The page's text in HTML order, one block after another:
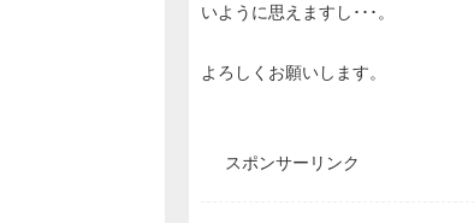
いように思えますし･･･。
よろしくお願いします。
スポンサーリンク